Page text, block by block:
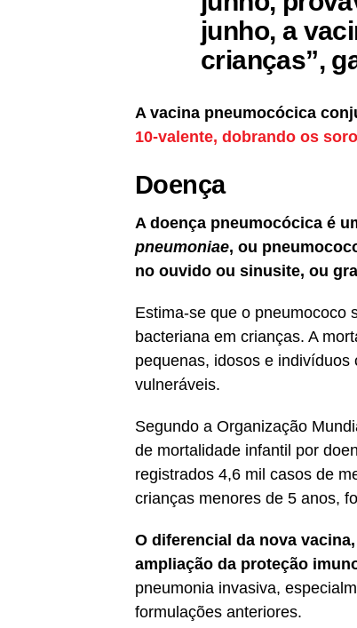
junho, a
crianças”,
A vacina pneumocócica
10-valente, dobrando os
Doença
A doença pneumocócica é
pneumoniae, ou
no ouvido ou sinusite, ou
Estima-se que o pneumococo
bacteriana em crianças. A
pequenas, idosos e
vulneráveis.
Segundo a Organização
de mortalidade infantil por
registrados 4,6 mil casos de
crianças menores de 5 anos,
O diferencial da nova
ampliação da proteção
pneumonia invasiva,
formulações anteriores.